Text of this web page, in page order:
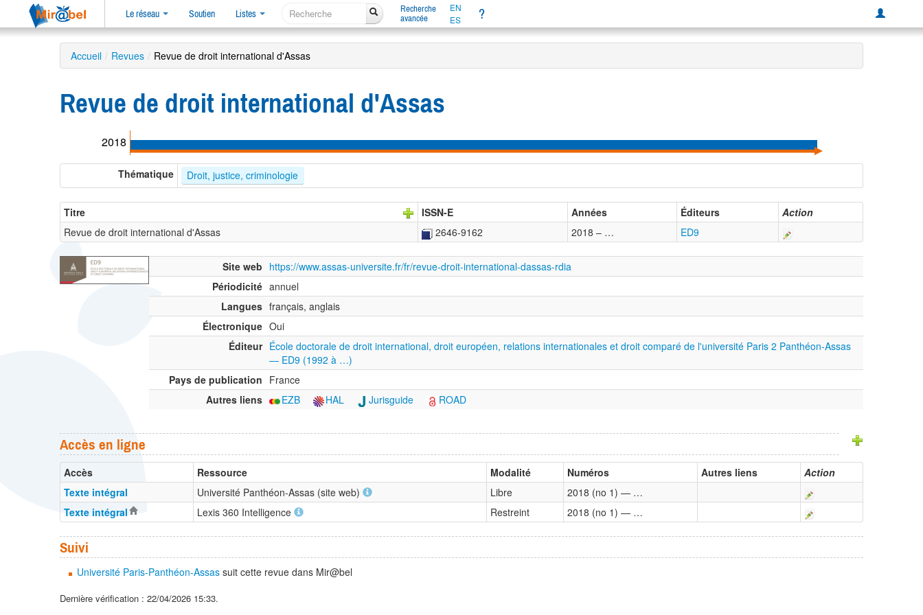
Le réseau Soutien Listes
Recherche
avancée
EN
ES
?
Accueil / Revues / Revue de droit international d'Assas
Revue de droit international d'Assas
2018
Thématique Droit, justice, criminologie
Titre ISSN-E Années Éditeurs
Action
Revue de droit international d'Assas
2646-9162 2018 – … ED9
Site web https://www.assas-universite.fr/fr/revue-droit-international-dassas-rdia
Périodicité annuel
Langues français, anglais
Électronique Oui
Éditeur École doctorale de droit international, droit européen, relations internationales et droit comparé de l'université Paris 2 Panthéon-Assas
— ED9 (1992 à …)
Pays de publication France
Autres liens
EZB HAL Jurisguide ROAD
Accès en ligne
Accès Ressource Modalité Numéros Autres liens
Action
Texte intégral
Université Panthéon-Assas (site web) Libre
2018 (no 1) — …
Texte intégral
Lexis 360 Intelligence Restreint 2018 (no 1) — …
Suivi
Université Paris-Panthéon-Assas suit cette revue dans Mir@bel
Dernière vérification : 22/04/2026 15:33.